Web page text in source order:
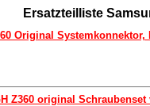
Ersatzteilliste
Original Systemkonnektor,
Z360 original